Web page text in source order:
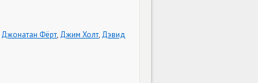
Джонатан Фёрт, Джим Холт, Дэвид